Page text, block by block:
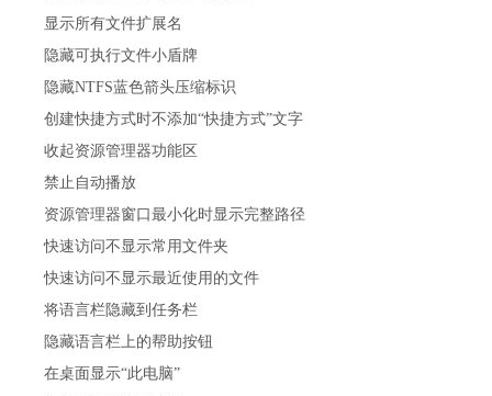
显示所有文件扩展名
隐藏可执行文件小盾牌
隐藏NTFS蓝色箭头压缩标识
创建快捷方式时不添加“快捷方式”文字
收起资源管理器功能区
禁止自动播放
资源管理器窗口最小化时显示完整路径
快速访问不显示常用文件夹
快速访问不显示最近使用的文件
将语言栏隐藏到任务栏
隐藏语言栏上的帮助按钮
在桌面显示“此电脑”